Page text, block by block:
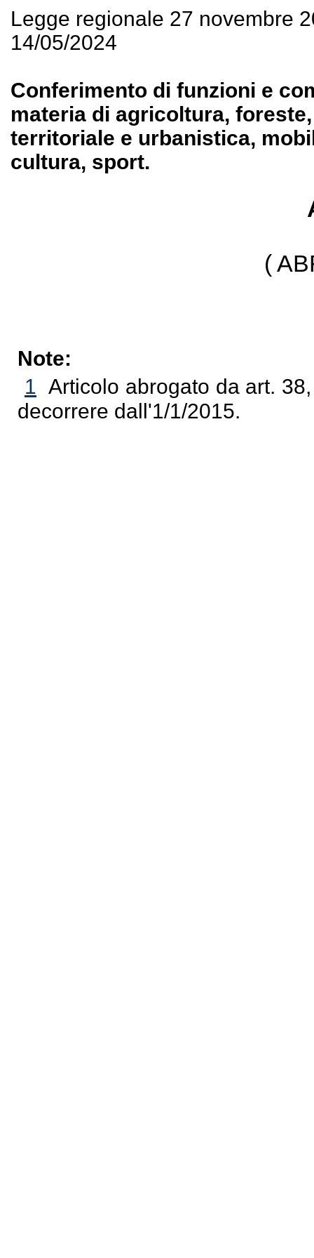
Legge regionale 27 novembre
14/05/2024
Conferimento di funzioni e
materia di agricoltura,
territoriale e urbanistica,
cultura, sport.
(
Note:
1 Articolo abrogato da art.
decorrere dall'1/1/2015.